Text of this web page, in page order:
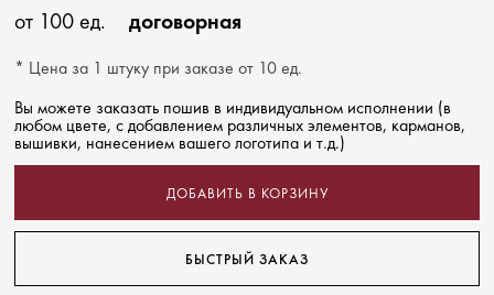
от 100 ед.
договорная
* Цена за 1 штуку при заказе от 10 ед.
Вы можете заказать пошив в индивидуальном исполнении (в
любом цвете, с добавлением различных элементов, карманов,
вышивки, нанесением вашего логотипа и т.д.)
ДОБАВИТЬ В КОРЗИНУ
БЫСТРЫЙ ЗАКАЗ